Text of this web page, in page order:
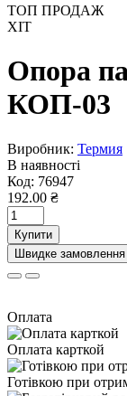
ТОП ПРОДАЖ
ХІТ
Опора
КОП-03
Виробник: Термия
В наявності
Код: 76947
192.00 ₴
Купити
Швидке замовлення
Оплата
Оплата карткой
Готівкою при